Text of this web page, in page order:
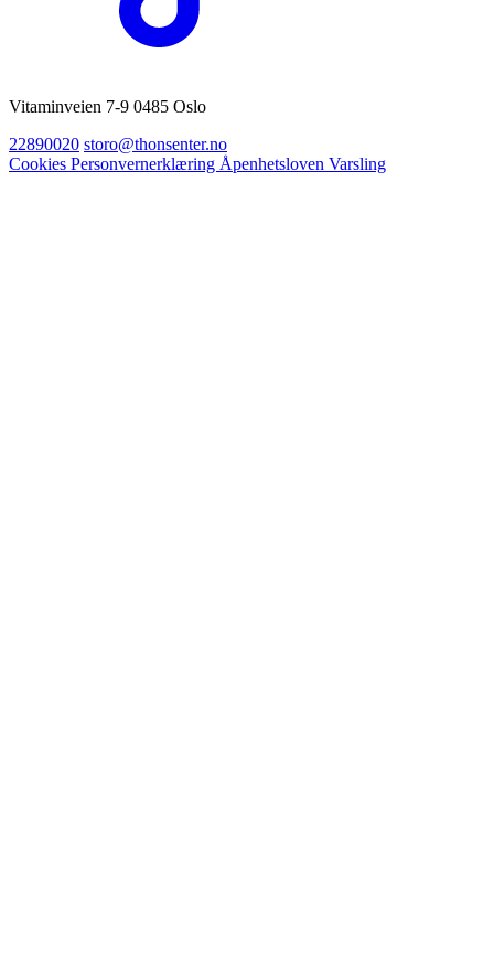
Vitaminveien 7-9 0485 Oslo
22890020 storo@thonsenter.no
Cookies Personvernerklæring Åpenhetsloven Varsling